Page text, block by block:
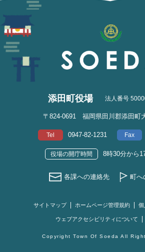
添田町役場 法人番号
〒824-0691 福岡県田川郡添田町
Tel 0947-82-1231 Fax
役場の開庁時間 8時30分から
各課への連絡先 町へ
サイトマップ ホームページ管理規約 個
ウェブアクセシビリティについて
Copyright Town Of Soeda All